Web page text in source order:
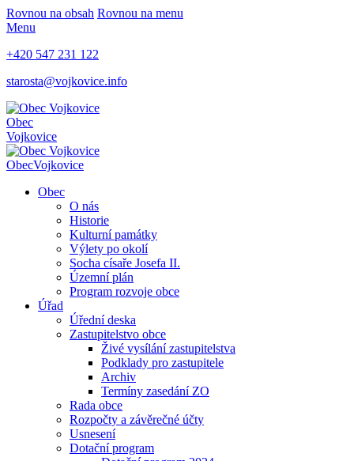
Rovnou na obsah Rovnou na menu
Menu
+420 547 231 122
starosta@vojkovice.info
Obec
Vojkovice
ObecVojkovice
Obec
O nás
Historie
Kulturní památky
Výlety po okolí
Socha císaře Josefa II.
Územní plán
Program rozvoje obce
Úřad
Úřední deska
Zastupitelstvo obce
Živé vysílání zastupitelstva
Podklady pro zastupitele
Archiv
Termíny zasedání ZO
Rada obce
Rozpočty a závěrečné účty
Usnesení
Dotační program